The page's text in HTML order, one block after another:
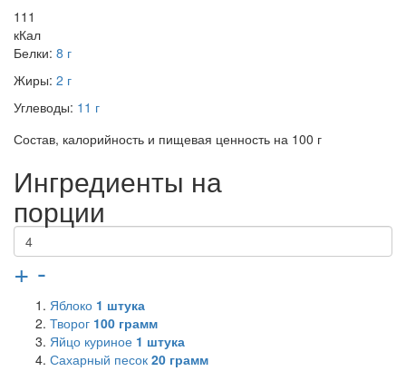
111
кКал
Белки: 8 г
Жиры: 2 г
Углеводы: 11 г
Состав, калорийность и пищевая ценность на 100 г
Ингредиенты на
порции
+ -
Яблоко 1 штука
Творог 100 грамм
Яйцо куриное 1 штука
Сахарный песок 20 грамм